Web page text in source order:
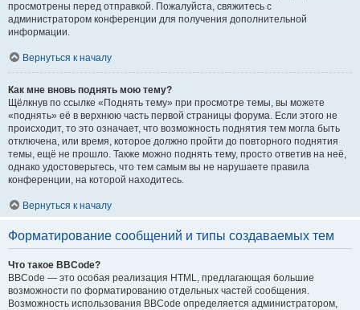
просмотрены перед отправкой. Пожалуйста, свяжитесь с
администратором конференции для получения дополнительной
информации.
Вернуться к началу
Как мне вновь поднять мою тему?
Щёлкнув по ссылке «Поднять тему» при просмотре темы, вы можете
«поднять» её в верхнюю часть первой страницы форума. Если этого не
происходит, то это означает, что возможность поднятия тем могла быть
отключена, или время, которое должно пройти до повторного поднятия
темы, ещё не прошло. Также можно поднять тему, просто ответив на неё,
однако удостоверьтесь, что тем самым вы не нарушаете правила
конференции, на которой находитесь.
Вернуться к началу
Форматирование сообщений и типы создаваемых тем
Что такое BBCode?
BBCode — это особая реализация HTML, предлагающая большие
возможности по форматированию отдельных частей сообщения.
Возможность использования BBCode определяется администратором,